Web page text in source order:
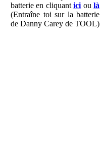
batterie en cliquantici oulà
(Entraîne toi sur la batterie
de Danny Carey de TOOL)